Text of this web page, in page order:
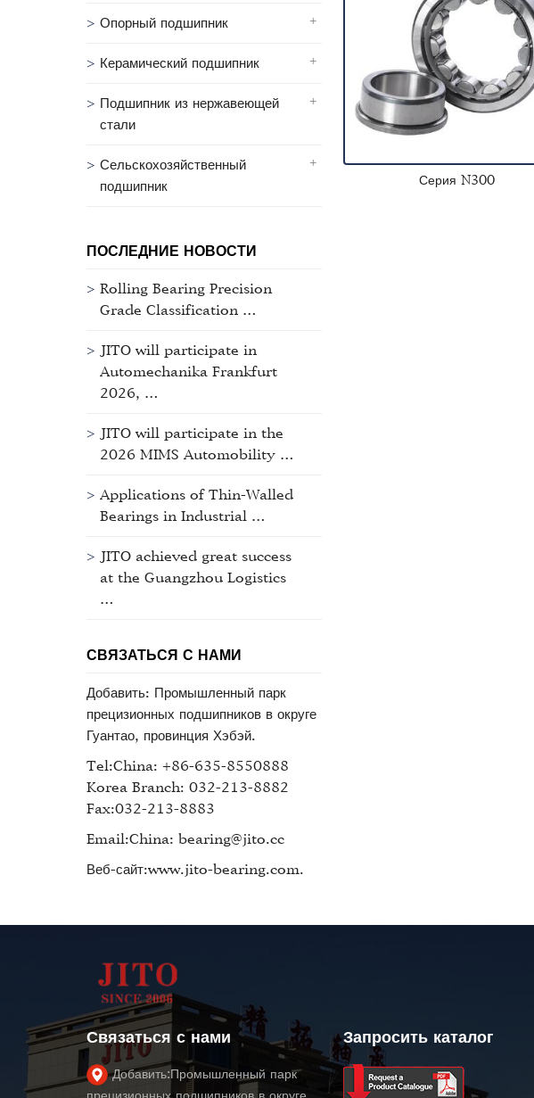
Опорный подшипник
Керамический подшипник
Подшипник из нержавеющей
стали
Сельскохозяйственный
подшипник
ПОСЛЕДНИЕ НОВОСТИ
Rolling Bearing Precision
Grade Classification …
JITO will participate in
Automechanika Frankfurt
2026, …
JITO will participate in the
2026 MIMS Automobility …
Applications of Thin-Walled
Bearings in Industrial …
JITO achieved great success
at the Guangzhou Logistics
…
СВЯЗАТЬСЯ С НАМИ
Добавить: Промышленный парк
прецизионных подшипников в округе
Гуантао, провинция Хэбэй.
Tel:China: +86-635-8550888
Korea Branch: 032-213-8882
Fax:032-213-8883
Email:China: bearing@jito.cc
Веб-сайт:www.jito-bearing.com.
Серия N300
Связаться с нами
Добавить:Промышленный парк
Запросить каталог